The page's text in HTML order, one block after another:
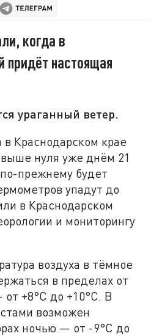
когда в
придёт настоящая
ураганный ветер.
в Краснодарском крае
нуля уже днём 21
прежнему будет
упадут до
в Краснодарском
и мониторингу
воздуха в тёмное
в пределах от
+8°C до +10°C. В
возможен
ночью — от -9°C до